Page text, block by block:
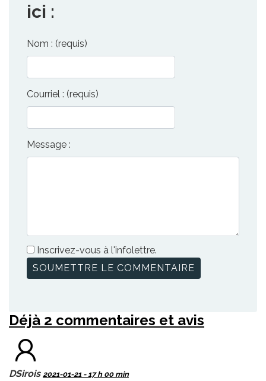
ici :
Nom : (requis)
Courriel : (requis)
Message :
Inscrivez-vous à l'infolettre.
Déjà 2 commentaires et avis
DSirois 2021-01-21 - 17 h 00 min